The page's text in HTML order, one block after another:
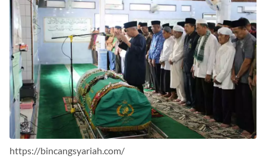
https://bincangsyariah.com/